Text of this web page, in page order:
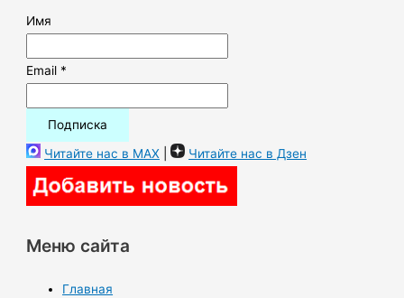
Имя
Email *
Читайте нас в MAX | Читайте нас в Дзен
Меню сайта
Главная